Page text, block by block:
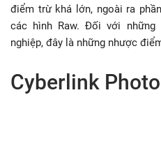
điểm trừ khá lớn, ngoài ra
các hình Raw. Đối với những
nghiệp, đây là những nhược
Cyberlink